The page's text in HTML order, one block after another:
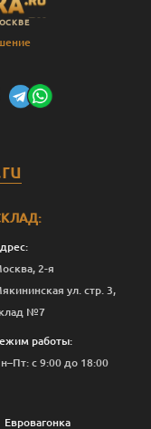
2-я
ул. стр. 3,
№7
работы:
с 9:00 до 18:00
Евровагонка